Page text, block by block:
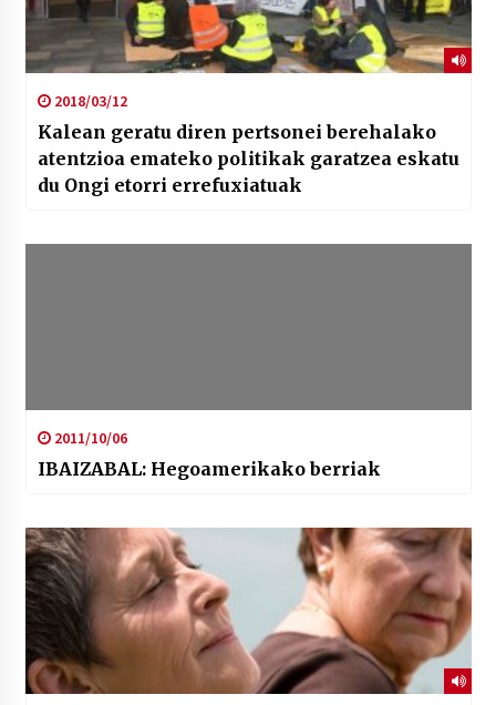
2018/03/12
Kalean geratu diren pertsonei berehalako
atentzioa emateko politikak garatzea eskatu
du Ongi etorri errefuxiatuak
2011/10/06
IBAIZABAL: Hegoamerikako berriak